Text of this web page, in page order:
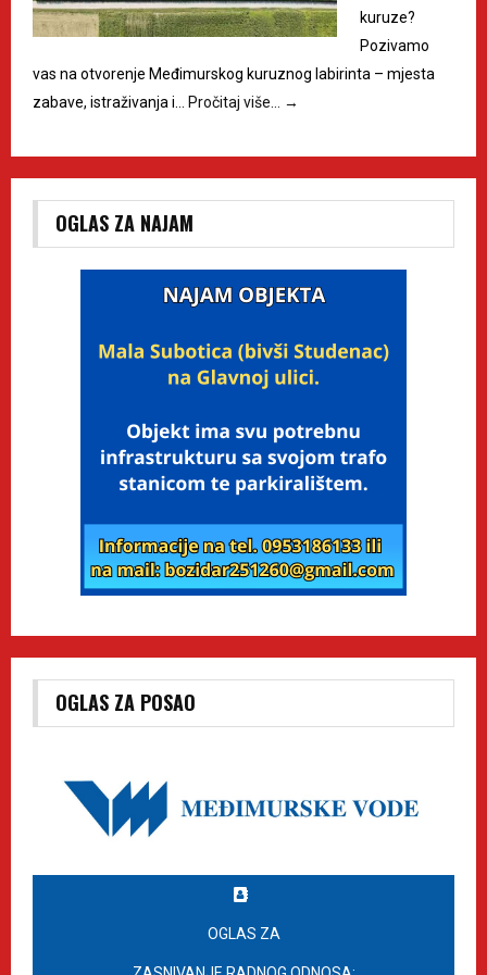
kuruze?
Pozivamo
vas na otvorenje Međimurskog kuruznog labirinta – mjesta
zabave, istraživanja i… Pročitaj više… →
OGLAS ZA NAJAM
OGLAS ZA POSAO
OGLAS ZA